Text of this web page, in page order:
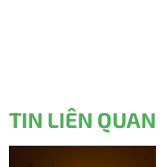
TIN LIÊN QUAN